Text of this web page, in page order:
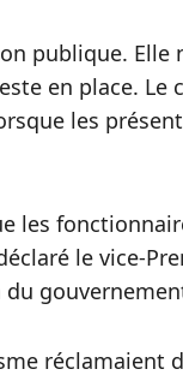
publique. Elle
en place. Le
les
les
le vice-
réclamaient